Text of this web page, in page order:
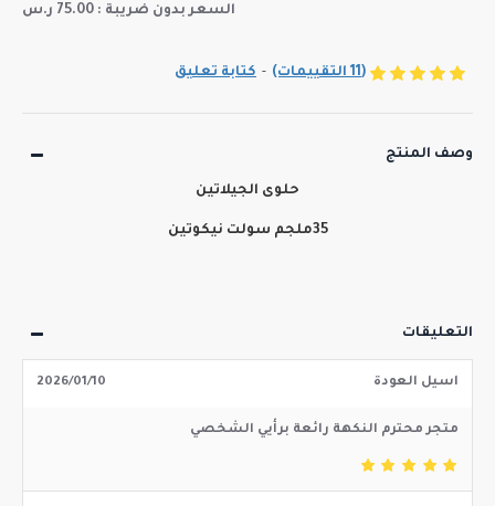
(11 التقييمات) - كتابة تعليق
السعر بدون ضريبة : 75.00 ر.س
وصف المنتج
حلوى الجيلاتين
35ملجم سولت نيكوتين
التعليقات
اسيل العودة 2026/01/10
متجر محترم النكهة رائعة برأيي الشخصي